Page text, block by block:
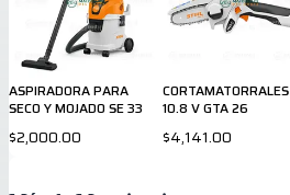
ASPIRADORA PARA
SECO Y MOJADO SE 33
$2,000.00
CORTAMATORRALES
10.8 V GTA 26
$4,141.00